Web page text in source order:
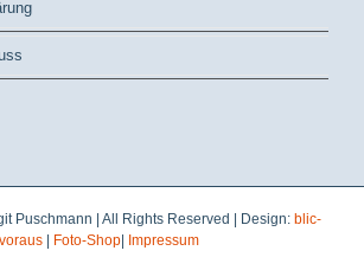
Puschmann | All Rights Reserved | Design: blic-
voraus| Foto-Shop| Impressum